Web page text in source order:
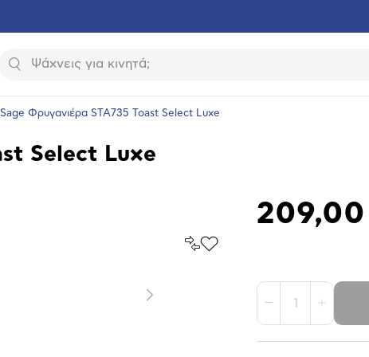
Αναζήτηση
Sage Φρυγανιέρα STA735 Toast Select Luxe
Select Luxe
Σύγκρινέ
Προσθήκη
Επόμενο 1